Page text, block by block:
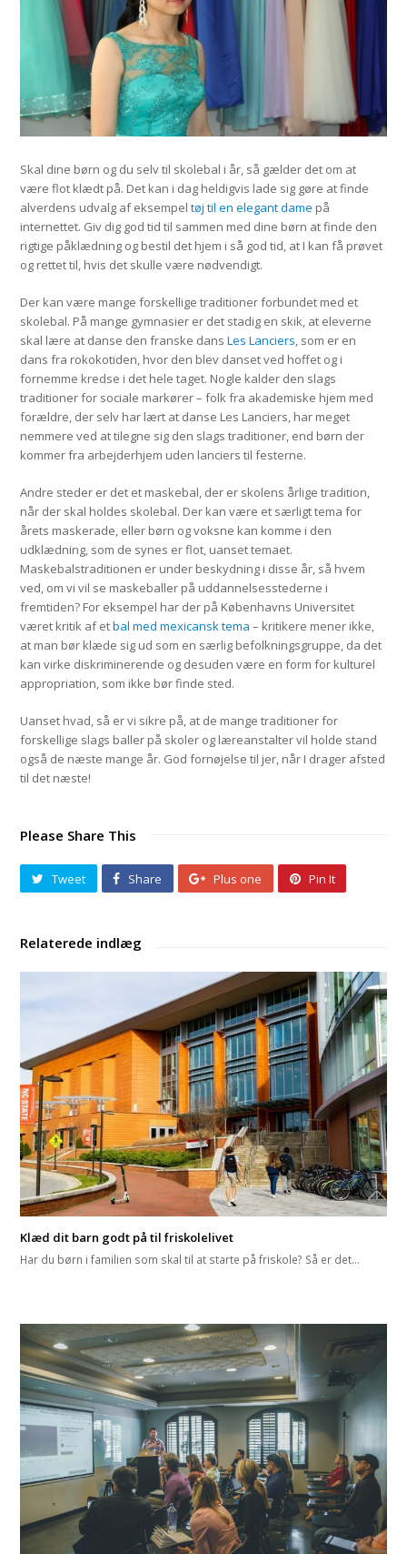
Skal dine børn og du selv til skolebal i år, så gælder det om at
være flot klædt på. Det kan i dag heldigvis lade sig gøre at finde
alverdens udvalg af eksempeltøj til en elegant dame på
internettet. Giv dig god tid til sammen med dine børn at finde den
rigtige påklædning og bestil det hjem i så god tid, at I kan få prøvet
og rettet til, hvis det skulle være nødvendigt.
Der kan være mange forskellige traditioner forbundet med et
skolebal. På mange gymnasier er det stadig en skik, at eleverne
skal lære at danse den franske dansLes Lanciers, som er en
dans fra rokokotiden, hvor den blev danset ved hoffet og i
fornemme kredse i det hele taget. Nogle kalder den slags
traditioner for sociale markører – folk fra akademiske hjem med
forældre, der selv har lært at danse Les Lanciers, har meget
nemmere ved at tilegne sig den slags traditioner, end børn der
kommer fra arbejderhjem uden lanciers til festerne.
Andre steder er det et maskebal, der er skolens årlige tradition,
når der skal holdes skolebal. Der kan være et særligt tema for
årets maskerade, eller børn og voksne kan komme i den
udklædning, som de synes er flot, uanset temaet.
Maskebalstraditionen er under beskydning i disse år, så hvem
ved, om vi vil se maskeballer på uddannelsesstederne i
fremtiden? For eksempel har der på Københavns Universitet
været kritik af etbal med mexicansk tema – kritikere mener ikke,
at man bør klæde sig ud som en særlig befolkningsgruppe, da det
kan virke diskriminerende og desuden være en form for kulturel
appropriation, som ikke bør finde sted.
Uanset hvad, så er vi sikre på, at de mange traditioner for
forskellige slags baller på skoler og læreanstalter vil holde stand
også de næste mange år. God fornøjelse til jer, når I drager afsted
til det næste!
Please Share This
Tweet Share Plus one Pin It
Klæd dit barn godt på til friskolelivet
Har du børn i familien som skal til at starte på friskole? Så er det…